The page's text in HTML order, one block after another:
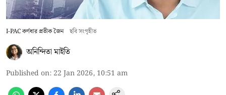
I-PAC কর্ণধার প্রতীক জৈন ছবি সংগৃহীত
অনিন্দিতা মাইতি
Published on: 22 Jan 2026, 10:51 am